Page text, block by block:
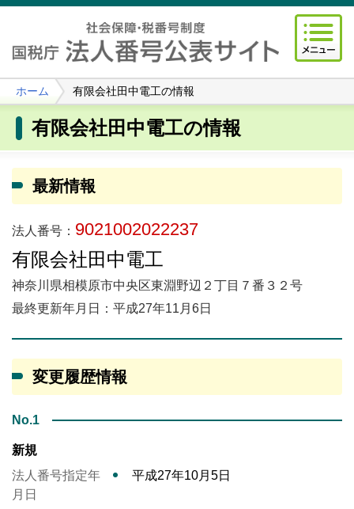
ホーム 有限会社田中電工の情報
有限会社田中電工の情報
最新情報
法人番号： 9021002022237
有限会社田中電工
神奈川県相模原市中央区東淵野辺２丁目７番３２号
最終更新年月日：平成27年11月6日
変更履歴情報
No.1
新規
法人番号指定年
月日
平成27年10月5日